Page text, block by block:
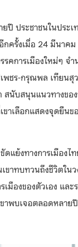
ยปี ประชาชนในประ
กครั้งเมื่อ 24 มีนาค
รคการเมืองใหม่ๆ จ
พชร-กรุณพล เทียนสุ
สนับสนุนแนวทางขอ
ขาเลือกแสดงจุดยืนข
ดแย้งทางการเมืองไ
ขาทบทวนถึงชีวิตใน
เมืองของตัวเอง และ
าพบเจอตลอดหลาย